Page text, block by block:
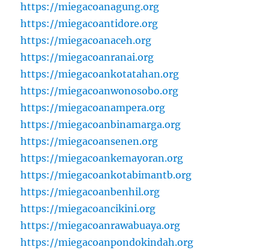
https://miegacoanagung.org
https://miegacoantidore.org
https://miegacoanaceh.org
https://miegacoanranai.org
https://miegacoankotatahan.org
https://miegacoanwonosobo.org
https://miegacoanampera.org
https://miegacoanbinamarga.org
https://miegacoansenen.org
https://miegacoankemayoran.org
https://miegacoankotabimantb.org
https://miegacoanbenhil.org
https://miegacoancikini.org
https://miegacoanrawabuaya.org
https://miegacoanpondokindah.org